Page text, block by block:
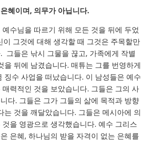
혜이며, 의무가 아닙니다.
수님을 따르기 위해 모든 것을 뒤에 두었
이 그것에 대해 생각할 때 그것은 주목할만
그들은 낚시 그물을 끊고, 가족에게 작별
을 뒤에 남겼습니다. 매튜는 그를 번영하게
징수 사업을 떠났습니다. 이 남성들은 예수
매력적인 것을 보았습니다. 그들은 그의 사
다. 그들은 그가 그들의 삶에 목적과 방향
는 것을 깨달았습니다. 그들은 메시아에 의
을 영광으로 생각했습니다. 예수 그리스
은혜, 하나님의 받을 자격이 없는 은혜를